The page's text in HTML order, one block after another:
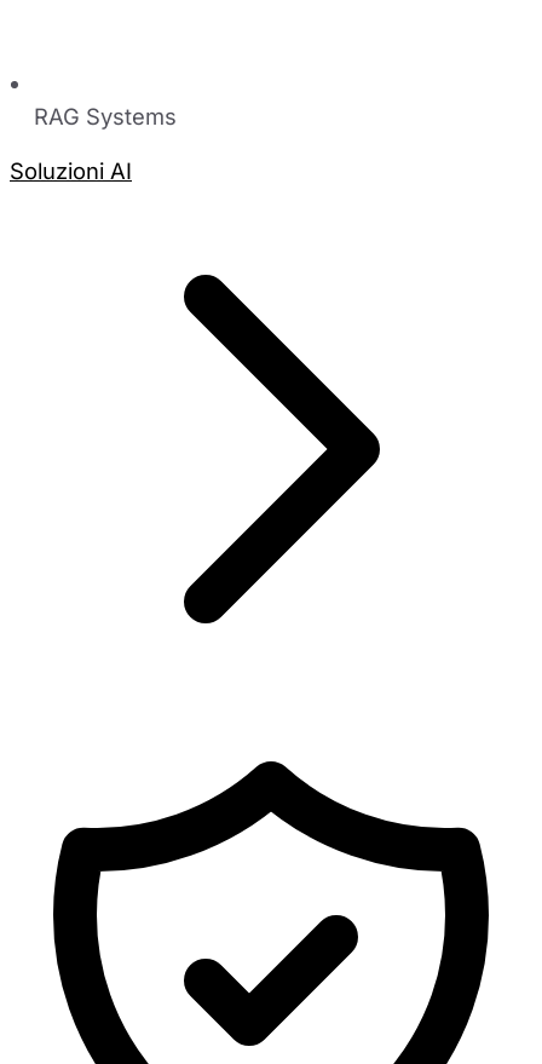
RAG Systems
Soluzioni AI